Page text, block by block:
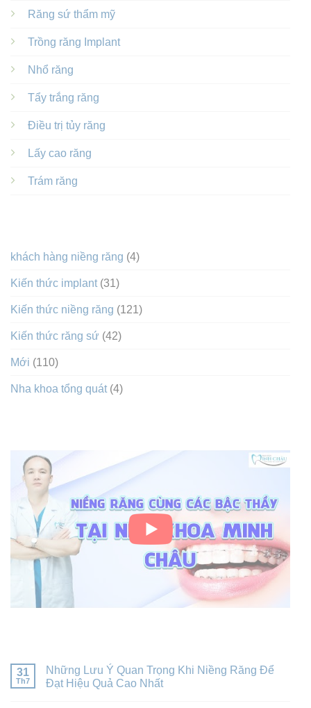
Răng sứ thẩm mỹ
Trồng răng Implant
Nhổ răng
Tẩy trắng răng
Điều trị tủy răng
Lấy cao răng
Trám răng
khách hàng niềng răng (4)
Kiến thức implant (31)
Kiến thức niềng răng (121)
Kiến thức răng sứ (42)
Mới (110)
Nha khoa tổng quát (4)
31
Th7
Những Lưu Ý Quan Trọng Khi Niềng Răng Để
Đạt Hiệu Quả Cao Nhất